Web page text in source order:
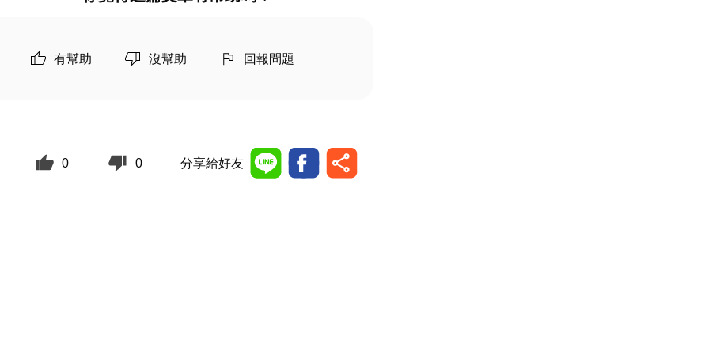
有幫助 沒幫助 回報問題
0 0 分享給好友